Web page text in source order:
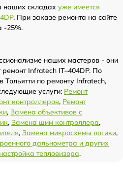
наших складах уже имеется
. При заказе ремонта на сайте
-25%.
наших мастеров - они
Infratech IT–404DP. По
по ремонту Infratech,
услуги: Ремонт
контроллеров, Ремонт
, Замена объективов с
, Замена шим контроллера,
, Замена микросхемы логики,
дальнометра и других
тепловизора.